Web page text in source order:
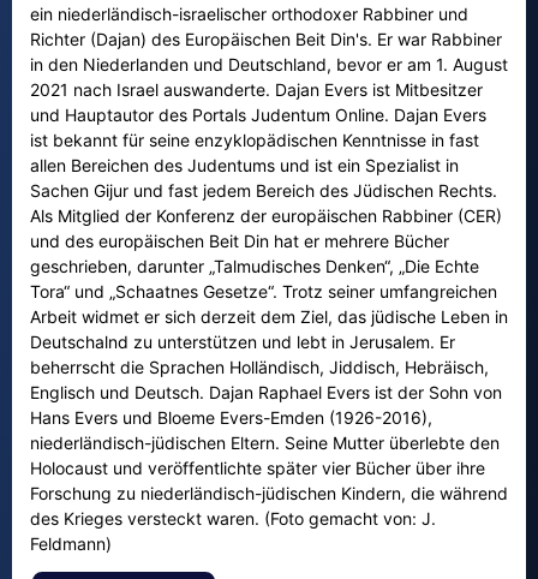
ein niederländisch-israelischer orthodoxer Rabbiner und
Richter (Dajan) des Europäischen Beit Din's. Er war Rabbiner
in den Niederlanden und Deutschland, bevor er am 1. August
2021 nach Israel auswanderte. Dajan Evers ist Mitbesitzer
und Hauptautor des Portals Judentum Online. Dajan Evers
ist bekannt für seine enzyklopädischen Kenntnisse in fast
allen Bereichen des Judentums und ist ein Spezialist in
Sachen Gijur und fast jedem Bereich des Jüdischen Rechts.
Als Mitglied der Konferenz der europäischen Rabbiner (CER)
und des europäischen Beit Din hat er mehrere Bücher
geschrieben, darunter „Talmudisches Denken“, „Die Echte
Tora“ und „Schaatnes Gesetze“. Trotz seiner umfangreichen
Arbeit widmet er sich derzeit dem Ziel, das jüdische Leben in
Deutschalnd zu unterstützen und lebt in Jerusalem. Er
beherrscht die Sprachen Holländisch, Jiddisch, Hebräisch,
Englisch und Deutsch. Dajan Raphael Evers ist der Sohn von
Hans Evers und Bloeme Evers-Emden (1926-2016),
niederländisch-jüdischen Eltern. Seine Mutter überlebte den
Holocaust und veröffentlichte später vier Bücher über ihre
Forschung zu niederländisch-jüdischen Kindern, die während
des Krieges versteckt waren. (Foto gemacht von: J.
Feldmann)